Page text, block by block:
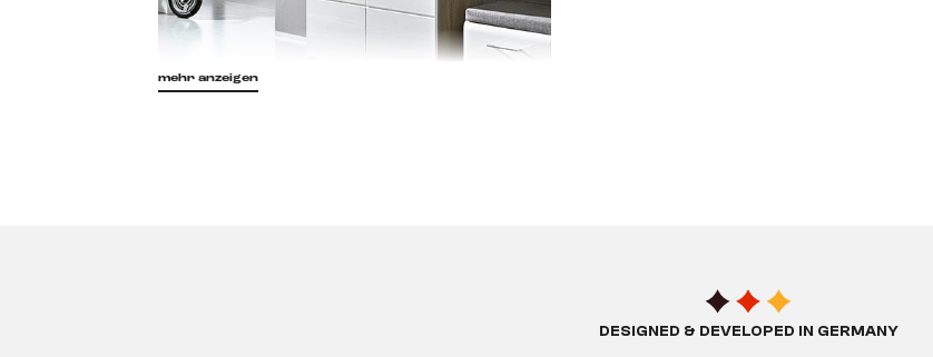
. Behandeln Sie Ihre Dekor Oberflächen trotz der besser werdenden
Qualität bitte immer ein bisschen vorsichtig. Gerade an den Ecken kann das Dekor einreißen und das
mehr anzeigen
DESIGNED & DEVELOPED IN GERMANY